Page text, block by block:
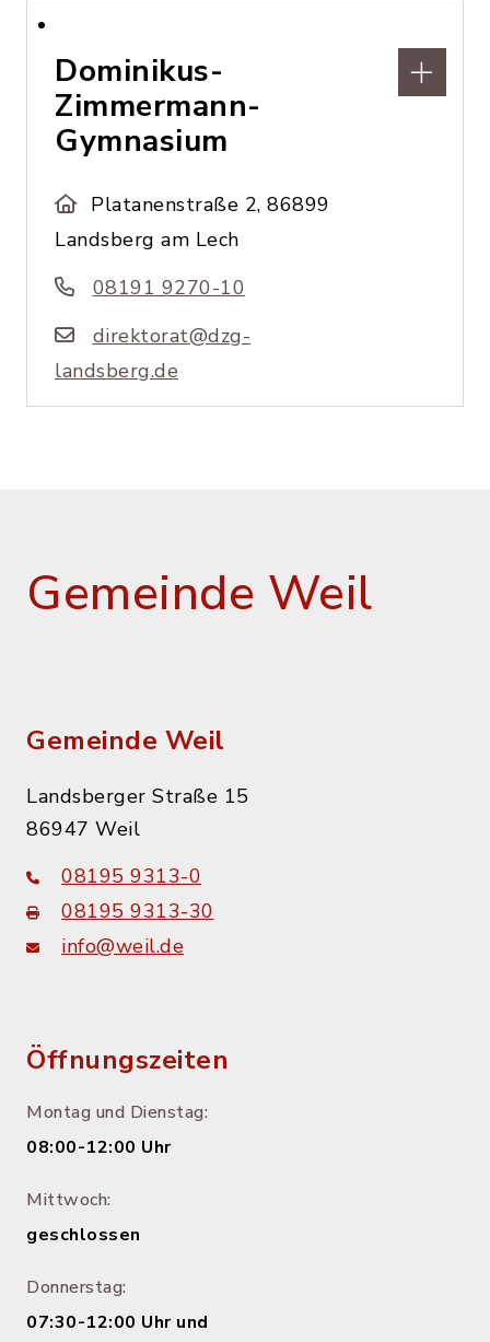
Dominikus-
Zimmermann-
Gymnasium
Platanenstraße 2, 86899
Landsberg am Lech
08191 9270-10
direktorat@dzg-
landsberg.de
Gemeinde Weil
Gemeinde Weil
Landsberger Straße 15
86947 Weil
08195 9313-0
08195 9313-30
info@weil.de
Öffnungszeiten
Montag und Dienstag:
08:00-12:00 Uhr
Mittwoch:
geschlossen
Donnerstag:
07:30-12:00 Uhr und